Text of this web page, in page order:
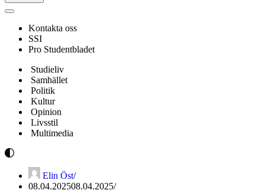
Navigeringsmeny
Kontakta oss
SSI
Pro Studentbladet
Studieliv
Samhället
Politik
Kultur
Opinion
Livsstil
Multimedia
Elin Öst
08.04.202508.04.2025